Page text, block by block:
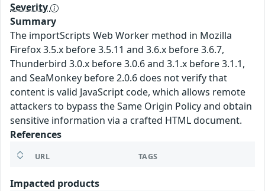
Severity
Summary
The importScripts Web Worker method in Mozilla
Firefox 3.5.x before 3.5.11 and 3.6.x before 3.6.7,
Thunderbird 3.0.x before 3.0.6 and 3.1.x before 3.1.1,
and SeaMonkey before 2.0.6 does not verify that
content is valid JavaScript code, which allows remote
attackers to bypass the Same Origin Policy and obtain
sensitive information via a crafted HTML document.
References
URL TAGS
Impacted products